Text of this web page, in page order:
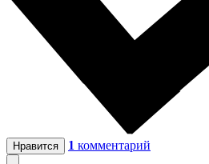
Нравится 1 комментарий